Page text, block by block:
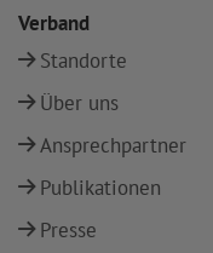
Verband
Standorte
Über uns
Ansprechpartner
Publikationen
Presse